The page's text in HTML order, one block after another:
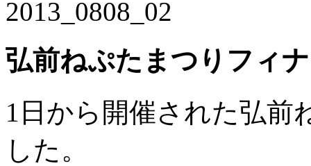
弘前ねぷたまつりフィ
1日から開催された弘前
した。